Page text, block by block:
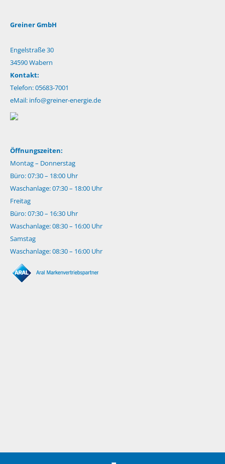
Greiner GmbH
Engelstraße 30
34590 Wabern
Kontakt:
Telefon: 05683-7001
eMail: info@greiner-energie.de
Öffnungszeiten:
Montag – Donnerstag
Büro: 07:30 – 18:00 Uhr
Waschanlage: 07:30 – 18:00 Uhr
Freitag
Büro: 07:30 – 16:30 Uhr
Waschanlage: 08:30 – 16:00 Uhr
Samstag
Waschanlage: 08:30 – 16:00 Uhr